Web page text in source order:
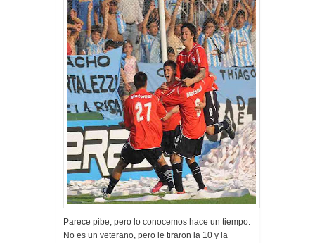
Parece pibe, pero lo conocemos hace un tiempo.
No es un veterano, pero le tiraron la 10 y la